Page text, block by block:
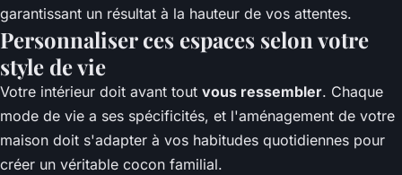
garantissant un résultat à la hauteur de vos attentes.
Personnaliser ces espaces selon votre
style de vie
Votre intérieur doit avant tout vous ressembler. Chaque
mode de vie a ses spécificités, et l'aménagement de votre
maison doit s'adapter à vos habitudes quotidiennes pour
créer un véritable cocon familial.